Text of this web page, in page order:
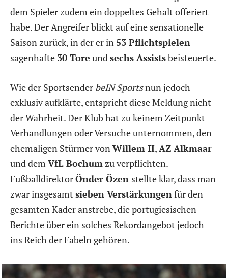
dem Spieler zudem ein doppeltes Gehalt offeriert
habe. Der Angreifer blickt auf eine sensationelle
Saison zurück, in der er in53 Pflichtspielen
sagenhafte 30 Tore undsechs Assistsbeisteuerte.
Wie der Sportsender beIN Sportsnun jedoch
exklusiv aufklärte, entspricht diese Meldung nicht
der Wahrheit. Der Klub hat zu keinem Zeitpunkt
Verhandlungen oder Versuche unternommen, den
ehemaligen Stürmer vonWillem II,AZ Alkmaar
und dem VfL Bochumzu verpflichten.
FußballdirektorÖnder Özen stellte klar, dass man
zwar insgesamt sieben Verstärkungenfür den
gesamten Kader anstrebe, die portugiesischen
Berichte über ein solches Rekordangebot jedoch
ins Reich der Fabeln gehören.